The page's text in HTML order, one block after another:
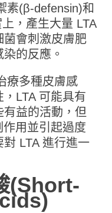
素(β-defensin)和
，產生大量 LTA
菌會刺激皮膚肥
的反應。
療多種皮膚感
LTA 可能具有
益的活動，但
作用並引起過度
LTA 進行進一
(Short-